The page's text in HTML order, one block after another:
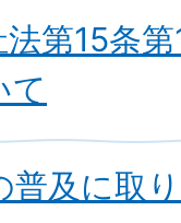
第15条
て
普及に取